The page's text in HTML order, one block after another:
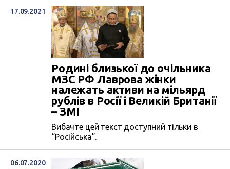
17.09.2021
Родині близької до очільника
МЗС РФ Лаврова жінки
належать активи на мільярд
рублів в Росії і Великій Британії
– ЗМІ
Вибачте цей текст доступний тільки в
“Російська”.
06.07.2020